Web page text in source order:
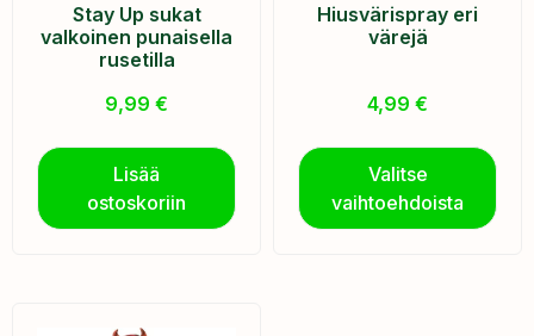
Stay Up sukat
valkoinen punaisella
rusetilla
9,99 €
Lisää
ostoskoriin
Hiusvärispray eri
värejä
4,99 €
Valitse
vaihtoehdoista